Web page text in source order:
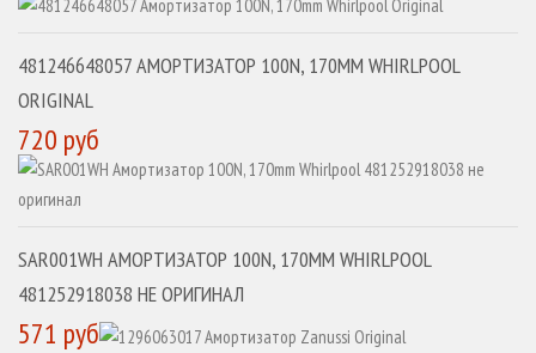
481246648057 АМОРТИЗАТОР 100N, 170MM WHIRLPOOL
ORIGINAL
720 руб
SAR001WH АМОРТИЗАТОР 100N, 170MM WHIRLPOOL
481252918038 НЕ ОРИГИНАЛ
571 руб